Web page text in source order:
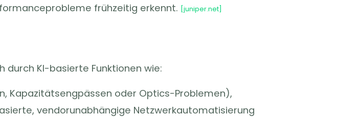
frühzeitig erkennt.
[juniper.net]
KI-basierte Funktionen wie:
Kapazitätsengpässen oder Optics-Problemen),
vendorunabhängige Netzwerkautomatisierung